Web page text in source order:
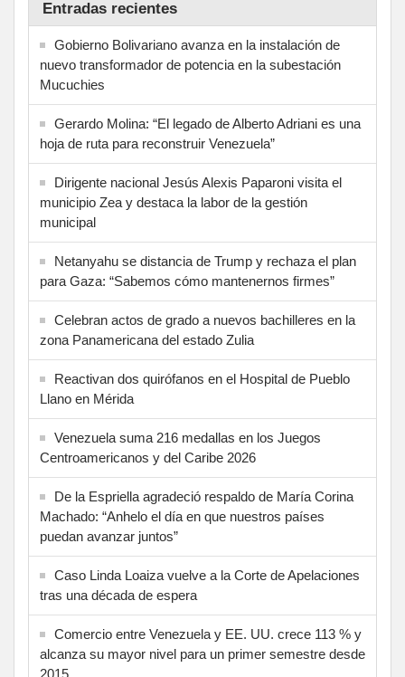
Entradas recientes
Gobierno Bolivariano avanza en la instalación de
nuevo transformador de potencia en la subestación
Mucuchies
Gerardo Molina: “El legado de Alberto Adriani es una
hoja de ruta para reconstruir Venezuela”
Dirigente nacional Jesús Alexis Paparoni visita el
municipio Zea y destaca la labor de la gestión
municipal
Netanyahu se distancia de Trump y rechaza el plan
para Gaza: “Sabemos cómo mantenernos firmes”
Celebran actos de grado a nuevos bachilleres en la
zona Panamericana del estado Zulia
Reactivan dos quirófanos en el Hospital de Pueblo
Llano en Mérida
Venezuela suma 216 medallas en los Juegos
Centroamericanos y del Caribe 2026
De la Espriella agradeció respaldo de María Corina
Machado: “Anhelo el día en que nuestros países
puedan avanzar juntos”
Caso Linda Loaiza vuelve a la Corte de Apelaciones
tras una década de espera
Comercio entre Venezuela y EE. UU. crece 113 % y
alcanza su mayor nivel para un primer semestre desde
2015